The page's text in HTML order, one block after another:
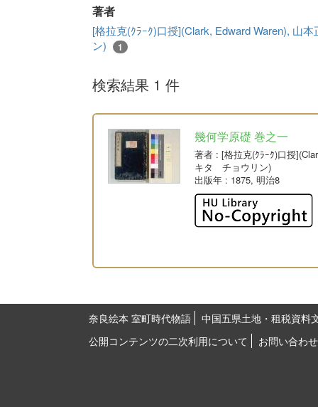
著者
[格拉克(ｸﾗｰｸ)口授](Clark, Edward Waren), 山
ン)
1
検索結果 1 件
幾何学原礎 巻之一
著者 : [格拉克(ｸﾗｰｸ)口授
キタ チョウリン)
出版年 : 1875, 明治8
奈良絵本 室町時代物語
中国五県土地・租税資料
公開コンテンツの二次利用について
お問い合わせ